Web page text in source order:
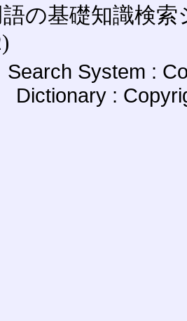
の基礎知識検索
Search System :
Dictionary :